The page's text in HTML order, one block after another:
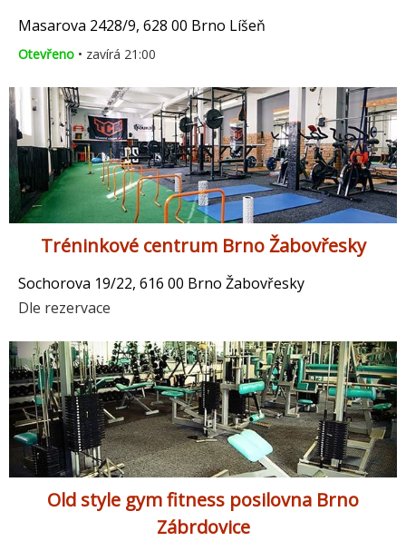
Masarova 2428/9, 628 00 Brno Líšeň
Otevřeno • zavírá 21:00
Tréninkové centrum Brno Žabovřesky
Sochorova 19/22, 616 00 Brno Žabovřesky
Dle rezervace
Old style gym fitness posilovna Brno
Zábrdovice